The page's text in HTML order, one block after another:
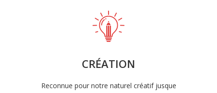
CRÉATION
Reconnue pour notre naturel créatif jusque